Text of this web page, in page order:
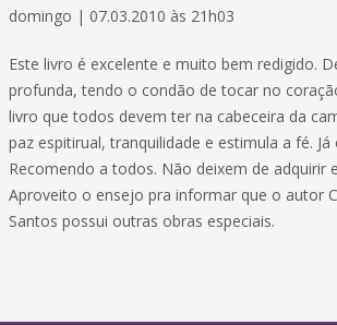
domingo | 07.03.2010 às 21h03
Este livro é excelente e muito bem redigido.
profunda, tendo o condão de tocar no
livro que todos devem ter na cabeceira da
paz espitirual, tranquilidade e estimula a fé. Já
Recomendo a todos. Não deixem de adquirir
Aproveito o ensejo pra informar que o autor
Santos possui outras obras especiais.